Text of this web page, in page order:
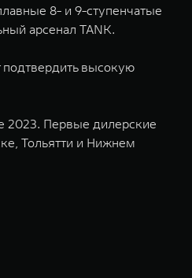
8- и 9-ступенчатые
арсенал TANK.
подтвердить высокую
2023. Первые дилерские
Тольятти и Нижнем